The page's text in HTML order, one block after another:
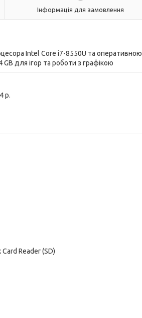
Інформація для замовлення
Intel Core i7-8550U та оперативною
для ігор та роботи з графікою
р.
Reader (SD)